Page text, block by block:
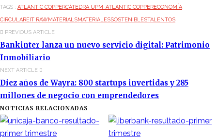
TAGS : ATLANTIC COPPERCÁTEDRA UPM-ATLANTIC COPPERECONOMÍA
CIRCULAREIT RAWMATERIALSMATERIALESSOSTENIBLESTALENTOS
PREVIOUS ARTICLE
Bankinter lanza un nuevo servicio digital: Patrimonio
Inmobiliario
NEXT ARTICLE
Diez años de Wayra: 800 startups invertidas y 285
millones de negocio con emprendedores
NOTICIAS RELACIONADAS